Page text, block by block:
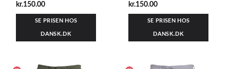
kr.150.00
SE PRISEN HOS
DANSK.DK
kr.150.00
SE PRISEN HOS
DANSK.DK